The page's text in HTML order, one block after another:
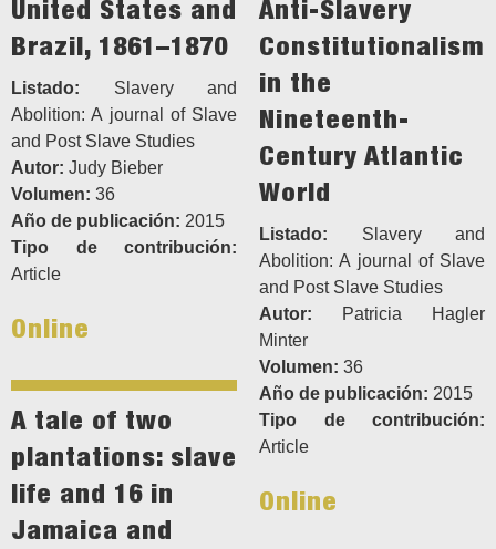
United States and
Brazil, 1861–1870
Listado: Slavery and
Abolition: A journal of Slave
and Post Slave Studies
Autor: Judy Bieber
Volumen: 36
Año de publicación: 2015
Tipo de contribución:
Article
Online
Anti-Slavery
Constitutionalism
in the
Nineteenth-
Century Atlantic
World
Listado: Slavery and
Abolition: A journal of Slave
and Post Slave Studies
Autor: Patricia Hagler
Minter
Volumen: 36
Año de publicación: 2015
Tipo de contribución:
Article
Online
A tale of two
plantations: slave
life and 16 in
Jamaica and